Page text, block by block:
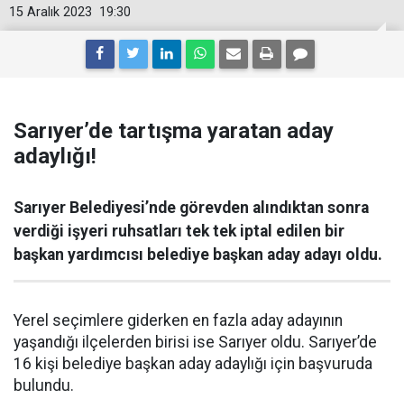
19:30
15 Aralık 2023
Sarıyer’de tartışma yaratan aday
adaylığı!
Sarıyer Belediyesi’nde görevden alındıktan sonra
verdiği işyeri ruhsatları tek tek iptal edilen bir
başkan yardımcısı belediye başkan aday adayı oldu.
Yerel seçimlere giderken en fazla aday adayının
yaşandığı ilçelerden birisi ise Sarıyer oldu. Sarıyer’de
16 kişi belediye başkan aday adaylığı için başvuruda
bulundu.